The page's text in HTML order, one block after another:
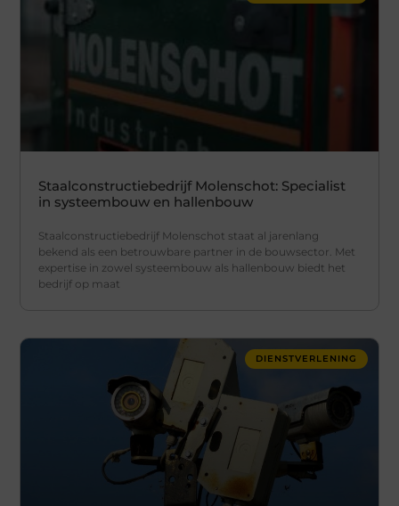
Staalconstructiebedrijf Molenschot: Specialist
in systeembouw en hallenbouw
Staalconstructiebedrijf Molenschot staat al jarenlang
bekend als een betrouwbare partner in de bouwsector. Met
expertise in zowel systeembouw als hallenbouw biedt het
bedrijf op maat
DIENSTVERLENING